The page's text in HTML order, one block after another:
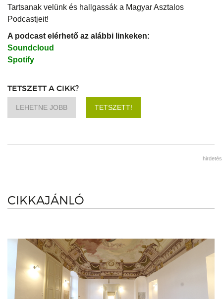
Tartsanak velünk és hallgassák a Magyar Asztalos
Podcastjeit!
A podcast elérhető az alábbi linkeken:
Soundcloud
Spotify
TETSZETT A CIKK?
LEHETNE JOBB TETSZETT!
hirdetés
CIKKAJÁNLÓ